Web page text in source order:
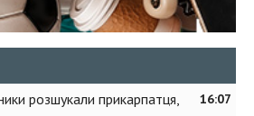
16:07
розшукали прикарпатця,